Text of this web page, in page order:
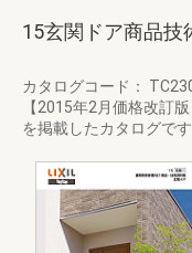
15玄関ドア商品技
カタログコード：
【2015年2月価格改訂
を掲載したカタログで